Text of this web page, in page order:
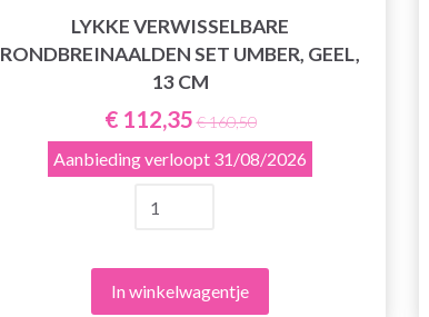
LYKKE VERWISSELBARE
RONDBREINAALDEN SET UMBER, GEEL,
13 CM
€ 112,35 € 160,50
Aanbieding verloopt 31/08/2026
In winkelwagentje